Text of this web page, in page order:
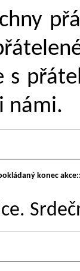
s
námi.
konec